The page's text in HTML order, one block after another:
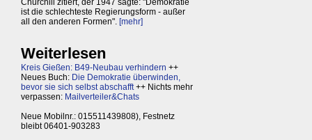
Churchill zitiert, der 1947 sagte: "Demokratie
ist die schlechteste Regierungsform - außer
all den anderen Formen". [mehr]
Weiterlesen
Kreis Gießen: B49-Neubau verhindern ++
Neues Buch: Die Demokratie überwinden,
bevor sie sich selbst abschafft++ Nichts mehr
verpassen: Mailverteiler&Chats
Neue Mobilnr.: 015511439808), Festnetz
bleibt 06401-903283